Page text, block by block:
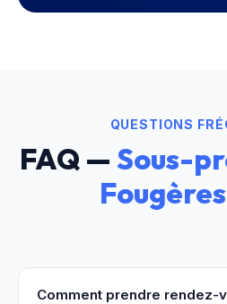
QUESTIONS
FAQ — Sous-
Comment prendre rendez-